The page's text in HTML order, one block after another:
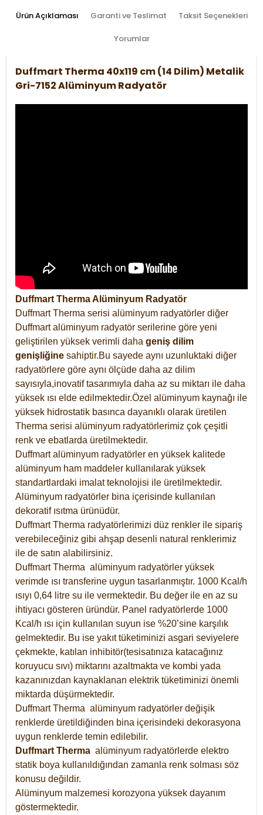
Ürün Açıklaması Garanti ve Teslimat Taksit Seçenekleri
Yorumlar
Duffmart Therma 40x119 cm (14 Dilim) Metalik
Gri-7152 Alüminyum Radyatör
Duffmart Therma Alüminyum Radyatör
Duffmart Therma serisi alüminyum radyatörler diğer
Duffmart alüminyum radyatör serilerine göre yeni
geliştirilen yüksek verimli daha geniş dilim
genişliğine sahiptir.Bu sayede aynı uzunluktaki diğer
radyatörlere göre aynı ölçüde daha az dilim
sayısıyla,inovatif tasarımıyla daha az su miktarı ile daha
yüksek ısı elde edilmektedir.Özel alüminyum kaynağı ile
yüksek hidrostatik basınca dayanıklı olarak üretilen
Therma serisi alüminyum radyatörlerimiz çok çeşitli
renk ve ebatlarda üretilmektedir.
Duffmart alüminyum radyatörler en yüksek kalitede
alüminyum ham maddeler kullanılarak yüksek
standartlardaki imalat teknolojisi ile üretilmektedir.
Alüminyum radyatörler bina içerisinde kullanılan
dekoratif ısıtma ürünüdür.
Duffmart Therma radyatörlerimizi düz renkler ile sipariş
verebileceğiniz gibi ahşap desenli natural renklerimiz
ile de satın alabilirsiniz.
Duffmart Therma alüminyum radyatörler yüksek
verimde ısı transferine uygun tasarlanmıştır. 1000 Kcal/h
ısıyı 0,64 litre su ile vermektedir. Bu değer ile en az su
ihtiyacı gösteren üründür. Panel radyatörlerde 1000
Kcal/h ısı için kullanılan suyun ise %20’sine karşılık
gelmektedir. Bu ise yakıt tüketiminizi asgari seviyelere
çekmekte, katılan inhibitör(tesisatınıza katacağınız
koruyucu sıvı) miktarını azaltmakta ve kombi yada
kazanınızdan kaynaklanan elektrik tüketiminizi önemli
miktarda düşürmektedir.
Duffmart Therma alüminyum radyatörler değişik
renklerde üretildiğinden bina içerisindeki dekorasyona
uygun renklerde temin edilebilir.
Duffmart Therma alüminyum radyatörlerde elektro
statik boya kullanıldığından zamanla renk solması söz
konusu değildir.
Alüminyum malzemesi korozyona yüksek dayanım
göstermektedir.